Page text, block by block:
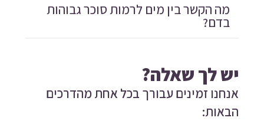
מה הקשר בין מים לרמות סוכר גבוהות
בדם?
יש לך שאלה?
אנחנו זמינים עבורך בכל אחת מהדרכים
הבאות: